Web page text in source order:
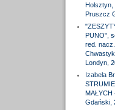
Holsztyn,
Pruszcz
PUNO",
red.
Londyn,
Izabela
MAŁYCH
Gdański,